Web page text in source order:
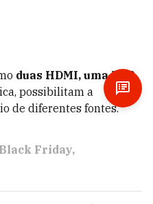
duas HDMI, uma USB,
possibilitam a
de diferentes fontes.
Black Friday